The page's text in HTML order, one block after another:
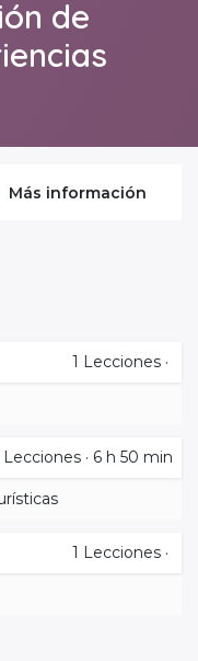
de
Más información
1 Lecciones ·
Lecciones · 6 h 50 min
1 Lecciones ·